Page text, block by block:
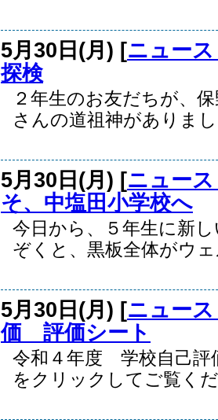
5月30日(月) [ニュー
探検
２年生のお友だちが、
さんの道祖神がありま
5月30日(月) [ニュー
そ、中塩田小学校へ
今日から、５年生に新
ぞくと、黒板全体がウ
5月30日(月) [ニュー
価 評価シート
令和４年度 学校自己
をクリックしてご覧く